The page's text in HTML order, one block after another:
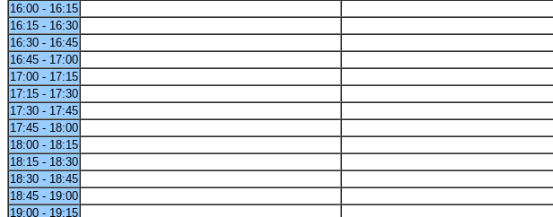
16:00 - 16:15
16:15 - 16:30
16:30 - 16:45
16:45 - 17:00
17:00 - 17:15
17:15 - 17:30
17:30 - 17:45
17:45 - 18:00
18:00 - 18:15
18:15 - 18:30
18:30 - 18:45
18:45 - 19:00
19:00 - 19:15